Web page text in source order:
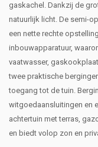
gaskachel. Dankzij de
natuurlijk licht. De semi-
een nette rechte
inbouwapparatuur,
vaatwasser,
twee praktische
toegang tot de tuin.
witgoedaansluitingen en
achtertuin met terras,
en biedt volop zon en